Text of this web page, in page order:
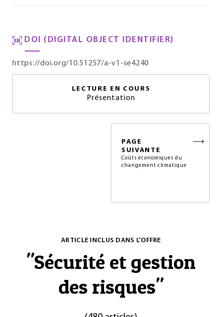
DOI (DIGITAL OBJECT IDENTIFIER)
https://doi.org/10.51257/a-v1-se4240
LECTURE EN COURS
Présentation
PAGE
SUIVANTE
Coûts économiques du
changement climatique
ARTICLE INCLUS DANS L'OFFRE
"Sécurité et gestion
des risques"